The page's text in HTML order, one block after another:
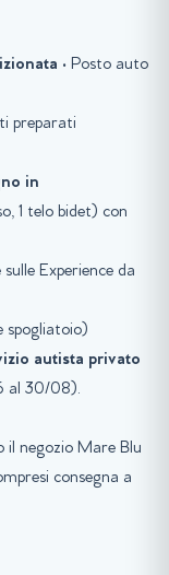
• Posto auto
preparati
in
1 telo bidet) con
Experience da
spogliatoio)
autista privato
al 30/08).
il negozio Mare Blu
consegna a